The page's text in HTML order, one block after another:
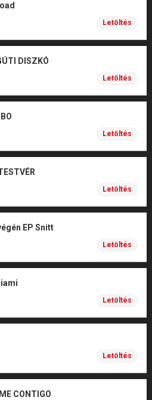
Letöltés
DISZKÓ
Letöltés
Letöltés
Letöltés
EP Snitt
Letöltés
Letöltés
Letöltés
CONTIGO